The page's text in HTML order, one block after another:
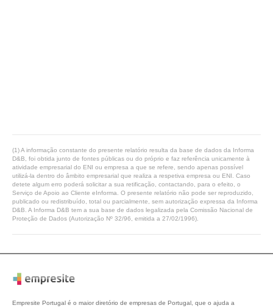
(1) A informação constante do presente relatório resulta da base de dados da Informa
D&B, foi obtida junto de fontes públicas ou do próprio e faz referência unicamente à
atividade empresarial do ENI ou empresa a que se refere, sendo apenas possível
utilizá-la dentro do âmbito empresarial que realiza a respetiva empresa ou ENI. Caso
detete algum erro poderá solicitar a sua retificação, contactando, para o efeito, o
Serviço de Apoio ao Cliente eInforma. O presente relatório não pode ser reproduzido,
publicado ou redistribuído, total ou parcialmente, sem autorização expressa da Informa
D&B. A Informa D&B tem a sua base de dados legalizada pela Comissão Nacional de
Proteção de Dados (Autorização Nº 32/96, emitida a 27/02/1996).
Empresite Portugal é o maior diretório de empresas de Portugal, que o ajuda a